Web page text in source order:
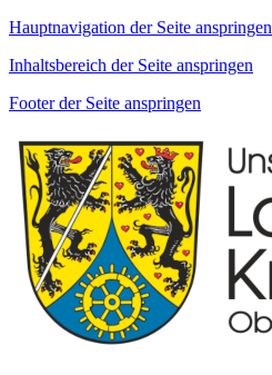
Hauptnavigation der Seite anspringen
Inhaltsbereich der Seite anspringen
Footer der Seite anspringen